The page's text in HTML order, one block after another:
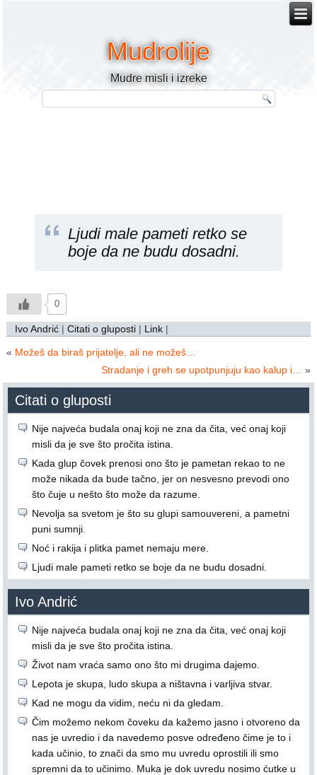
Mudrolije
Mudre misli i izreke
Ljudi male pameti retko se
boje da ne budu dosadni.
0
Ivo Andrić |Citati o gluposti | Link |
« Možeš da biraš prijatelje, ali ne možeš…
Stradanje i greh se upotpunjuju kao kalup i…
»
Citati o gluposti
Nije najveća budala onaj koji ne zna da čita, već onaj koji
misli da je sve što pročita istina.
Kada glup čovek prenosi ono što je pametan rekao to ne
može nikada da bude tačno, jer on nesvesno prevodi ono
što čuje u nešto što može da razume.
Nevolja sa svetom je što su glupi samouvereni, a pametni
puni sumnji.
Noć i rakija i plitka pamet nemaju mere.
Ljudi male pameti retko se boje da ne budu dosadni.
Ivo Andrić
Nije najveća budala onaj koji ne zna da čita, već onaj koji
misli da je sve što pročita istina.
Život nam vraća samo ono što mi drugima dajemo.
Lepota je skupa, ludo skupa a ništavna i varljiva stvar.
Kad ne mogu da vidim, neću ni da gledam.
Čim možemo nekom čoveku da kažemo jasno i otvoreno da
nas je uvredio i da navedemo posve određeno čime je to i
kada učinio, to znači da smo mu uvredu oprostili ili smo
spremni da to učinimo. Muka je dok uvredu nosimo ćutke u